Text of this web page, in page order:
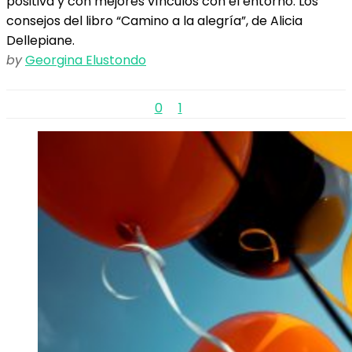
consejos del libro “Camino a la alegría”, de Alicia
Dellepiane.
byGeorgina Elustondo
0 1